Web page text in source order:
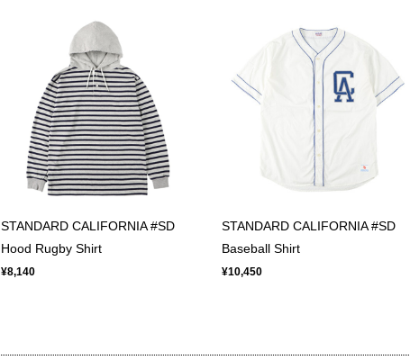
STANDARD CALIFORNIA #SD
Hood Rugby Shirt
¥8,140
STANDARD CALIFORNIA #SD
Baseball Shirt
¥10,450